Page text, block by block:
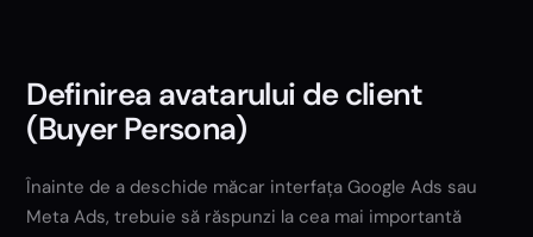
Definirea avatarului de client
(Buyer Persona)
Înainte de a deschide măcar interfața Google Ads sau
Meta Ads, trebuie să răspunzi la cea mai importantă